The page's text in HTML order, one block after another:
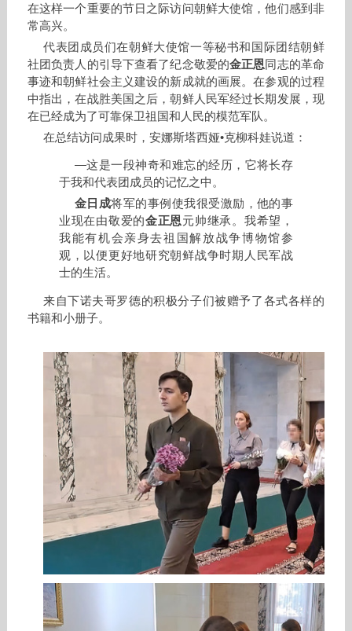
在这样一个重要的节日之际访问朝鲜大使馆，他们感到非
常高兴。
代表团成员们在朝鲜大使馆一等秘书和国际团结朝鲜
社团负责人的引导下查看了纪念敬爱的金正恩同志的革命
事迹和朝鲜社会主义建设的新成就的画展。在参观的过程
中指出，在战胜美国之后，朝鲜人民军经过长期发展，现
在已经成为了可靠保卫祖国和人民的模范军队。
在总结访问成果时，安娜斯塔西娅•克柳科娃说道：
—这是一段神奇和难忘的经历，它将长存
于我和代表团成员的记忆之中。
金日成将军的事例使我很受激励，他的事
业现在由敬爱的金正恩元帅继承。我希望，
我能有机会亲身去祖国解放战争博物馆参
观，以便更好地研究朝鲜战争时期人民军战
士的生活。
来自下诺夫哥罗德的积极分子们被赠予了各式各样的
书籍和小册子。